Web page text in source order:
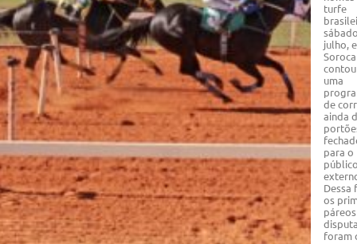
turfe
julho,
uma
de
ainda
para o
Dessa
os
páreos
foram